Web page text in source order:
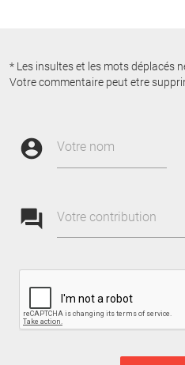
* Les insultes et les mots déplacés
Votre commentaire peut etre
account_circle Votre nom
forum Votre contribution